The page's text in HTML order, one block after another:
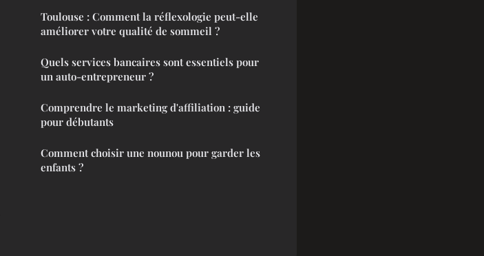
Toulouse : Comment la réflexologie peut-elle
améliorer votre qualité de sommeil ?
Quels services bancaires sont essentiels pour
un auto-entrepreneur ?
Comprendre le marketing d'affiliation : guide
pour débutants
Comment choisir une nounou pour garder les
enfants ?